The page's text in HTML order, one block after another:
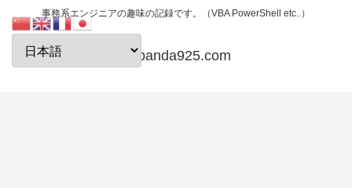
事務系エンジニアの趣味の記録です。（VBA PowerShell etc..）
papanda925.com